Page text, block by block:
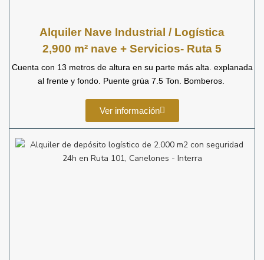
Alquiler Nave Industrial / Logística
2,900 m² nave + Servicios- Ruta 5
Cuenta con 13 metros de altura en su parte más alta. explanada
al frente y fondo. Puente grúa 7.5 Ton. Bomberos.
Ver información